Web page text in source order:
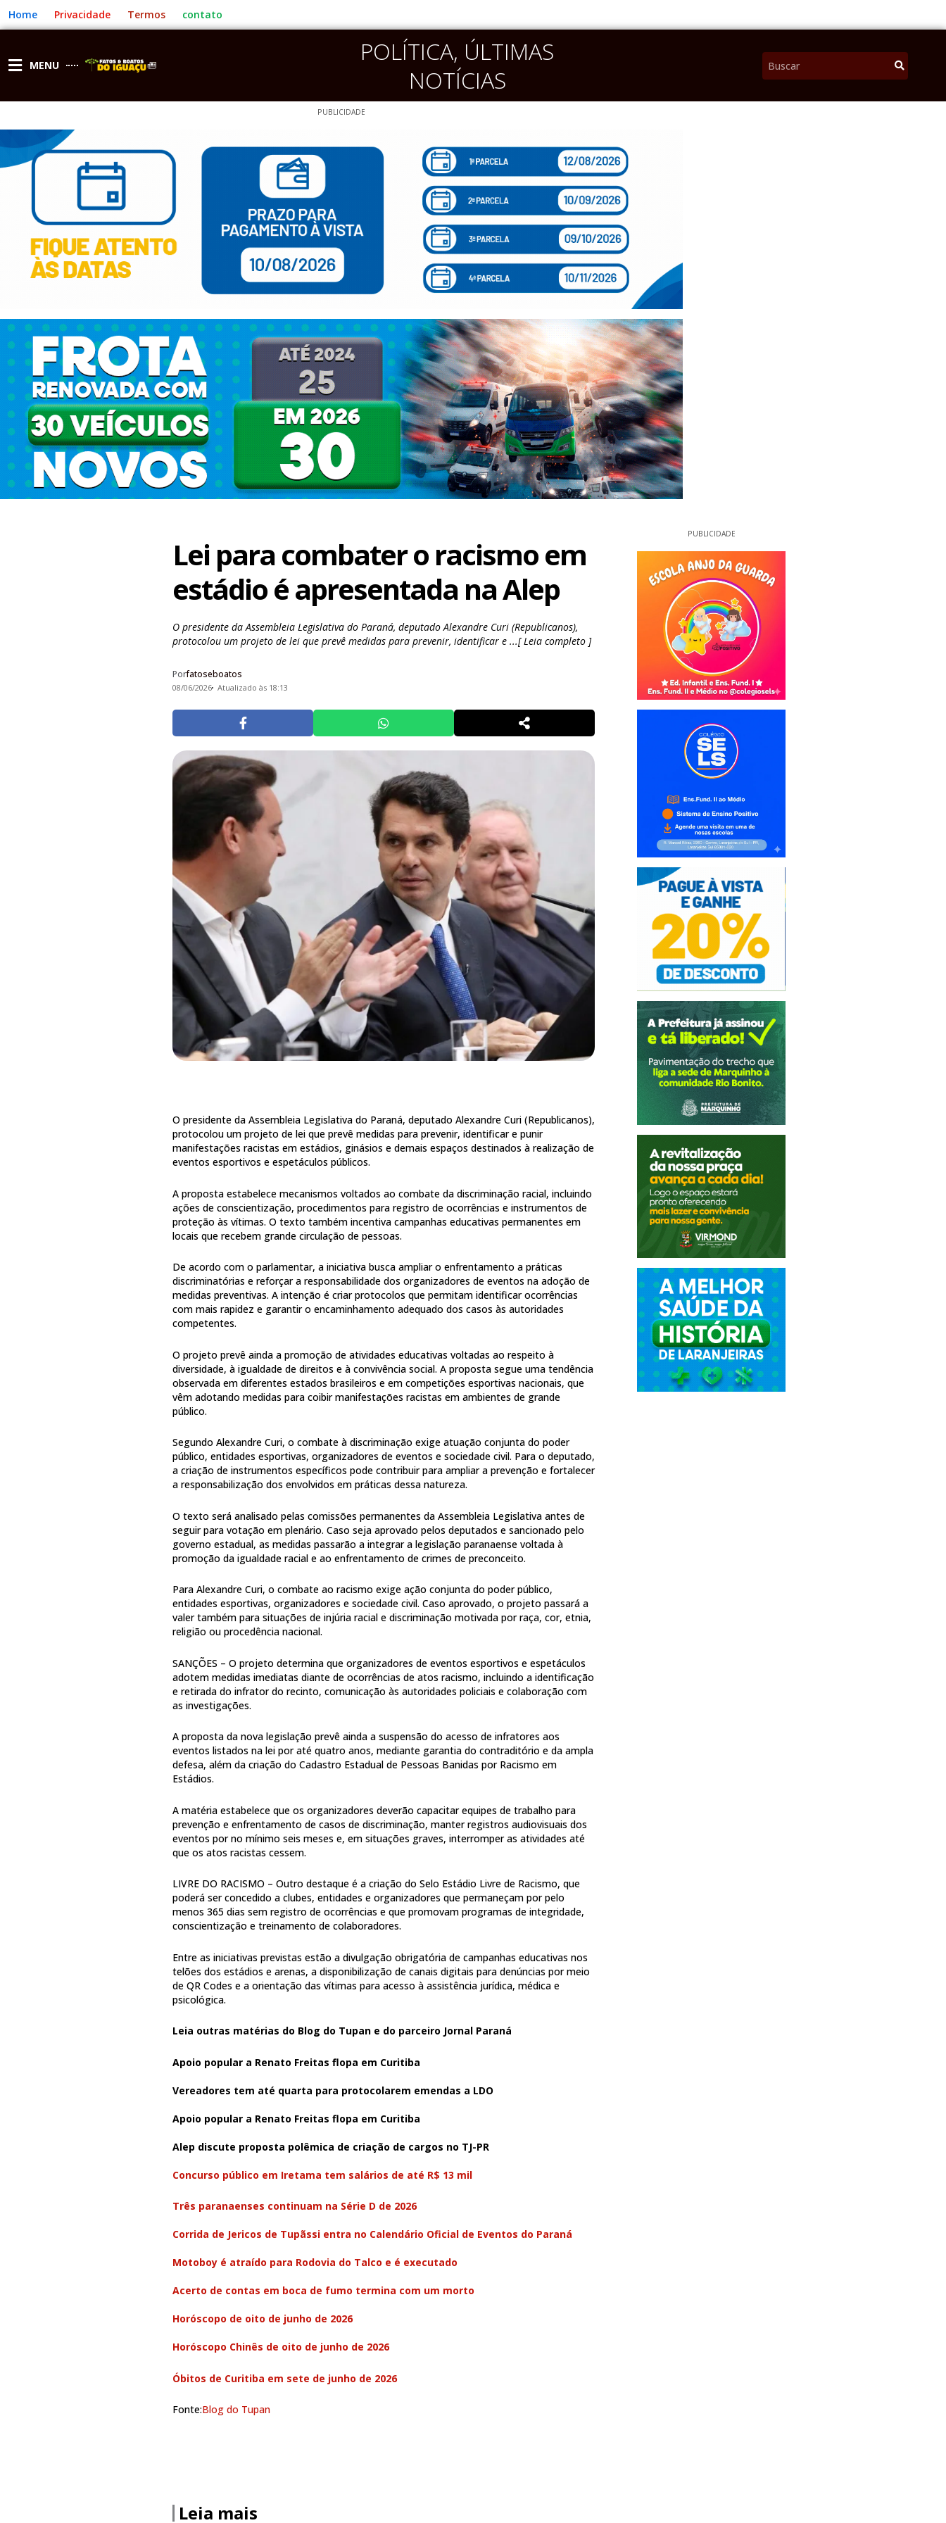
para
o
Home Privacidade Termos contato
MENU POLÍTICA, ÚLTIMAS
NOTÍCIAS
Pesquisar
PUBLICIDADE
Lei para combater o racismo em
estádio é apresentada na Alep
O presidente da Assembleia Legislativa do Paraná, deputado Alexandre Curi (Republicanos),
protocolou um projeto de lei que prevê medidas para prevenir, identificar e ...[ Leia completo ]
Porfatoseboatos
08/06/2026 Atualizado às 18:13
O presidente da Assembleia Legislativa do Paraná, deputado Alexandre Curi (Republicanos),
protocolou um projeto de lei que prevê medidas para prevenir, identificar e punir
manifestações racistas em estádios, ginásios e demais espaços destinados à realização de
eventos esportivos e espetáculos públicos.
A proposta estabelece mecanismos voltados ao combate da discriminação racial, incluindo
ações de conscientização, procedimentos para registro de ocorrências e instrumentos de
proteção às vítimas. O texto também incentiva campanhas educativas permanentes em
locais que recebem grande circulação de pessoas.
De acordo com o parlamentar, a iniciativa busca ampliar o enfrentamento a práticas
discriminatórias e reforçar a responsabilidade dos organizadores de eventos na adoção de
medidas preventivas. A intenção é criar protocolos que permitam identificar ocorrências
com mais rapidez e garantir o encaminhamento adequado dos casos às autoridades
competentes.
O projeto prevê ainda a promoção de atividades educativas voltadas ao respeito à
diversidade, à igualdade de direitos e à convivência social. A proposta segue uma tendência
observada em diferentes estados brasileiros e em competições esportivas nacionais, que
vêm adotando medidas para coibir manifestações racistas em ambientes de grande
público.
Segundo Alexandre Curi, o combate à discriminação exige atuação conjunta do poder
público, entidades esportivas, organizadores de eventos e sociedade civil. Para o deputado,
a criação de instrumentos específicos pode contribuir para ampliar a prevenção e fortalecer
a responsabilização dos envolvidos em práticas dessa natureza.
O texto será analisado pelas comissões permanentes da Assembleia Legislativa antes de
seguir para votação em plenário. Caso seja aprovado pelos deputados e sancionado pelo
governo estadual, as medidas passarão a integrar a legislação paranaense voltada à
promoção da igualdade racial e ao enfrentamento de crimes de preconceito.
Para Alexandre Curi, o combate ao racismo exige ação conjunta do poder público,
entidades esportivas, organizadores e sociedade civil. Caso aprovado, o projeto passará a
valer também para situações de injúria racial e discriminação motivada por raça, cor, etnia,
religião ou procedência nacional.
SANÇÕES – O projeto determina que organizadores de eventos esportivos e espetáculos
adotem medidas imediatas diante de ocorrências de atos racismo, incluindo a identificação
e retirada do infrator do recinto, comunicação às autoridades policiais e colaboração com
as investigações.
A proposta da nova legislação prevê ainda a suspensão do acesso de infratores aos
eventos listados na lei por até quatro anos, mediante garantia do contraditório e da ampla
defesa, além da criação do Cadastro Estadual de Pessoas Banidas por Racismo em
Estádios.
A matéria estabelece que os organizadores deverão capacitar equipes de trabalho para
prevenção e enfrentamento de casos de discriminação, manter registros audiovisuais dos
eventos por no mínimo seis meses e, em situações graves, interromper as atividades até
que os atos racistas cessem.
LIVRE DO RACISMO – Outro destaque é a criação do Selo Estádio Livre de Racismo, que
poderá ser concedido a clubes, entidades e organizadores que permaneçam por pelo
menos 365 dias sem registro de ocorrências e que promovam programas de integridade,
conscientização e treinamento de colaboradores.
Entre as iniciativas previstas estão a divulgação obrigatória de campanhas educativas nos
telões dos estádios e arenas, a disponibilização de canais digitais para denúncias por meio
de QR Codes e a orientação das vítimas para acesso à assistência jurídica, médica e
psicológica.
Leia outras matérias do Blog do Tupan e do parceiro Jornal Paraná
Apoio popular a Renato Freitas flopa em Curitiba
Vereadores tem até quarta para protocolarem emendas a LDO
Apoio popular a Renato Freitas flopa em Curitiba
Alep discute proposta polêmica de criação de cargos no TJ-PR
Concurso público em Iretama tem salários de até R$ 13 mil
Três paranaenses continuam na Série D de 2026
Corrida de Jericos de Tupãssi entra no Calendário Oficial de Eventos do Paraná
Motoboy é atraído para Rodovia do Talco e é executado
Acerto de contas em boca de fumo termina com um morto
Horóscopo de oito de junho de 2026
Horóscopo Chinês de oito de junho de 2026
Óbitos de Curitiba em sete de junho de 2026
Fonte:Blog do Tupan
Leia mais
PUBLICIDADE